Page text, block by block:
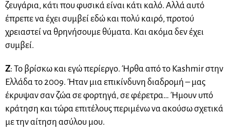
ζευγάρια, κάτι που φυσικά είναι κάτι καλό. Αλλά αυτό
έπρεπε να έχει συμβεί εδώ και πολύ καιρό, προτού
χρειαστεί να θρηνήσουμε θύματα. Και ακόμα δεν έχει
συμβεί.
Ζ: Το βρίσκω και εγώ περίεργο. Ήρθα από το Kashmir στην
Ελλάδα το 2009. Ήταν μια επικίνδυνη διαδρομή – μας
έκρυψαν σαν ζώα σε φορτηγά, σε φέρετρα… Ήμουν υπό
κράτηση και τώρα επιτέλους περιμένω να ακούσω σχετικά
με την αίτηση ασύλου μου.